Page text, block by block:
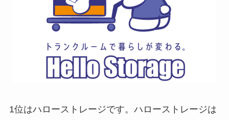
1位はハローストレージです。ハローストレージは